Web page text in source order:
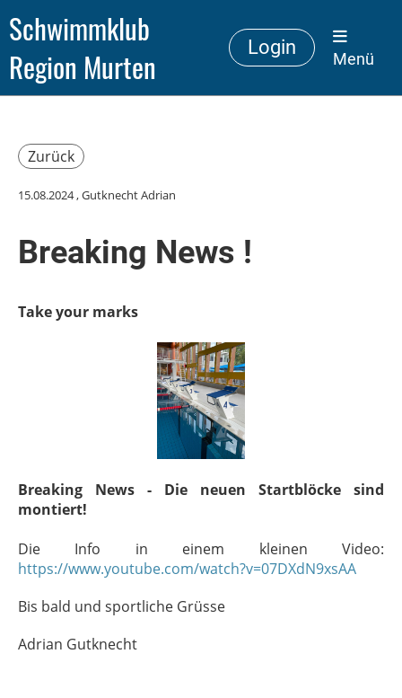
Schwimmklub
Region Murten
Login
Menü
Zurück
15.08.2024, Gutknecht Adrian
Breaking News !
Take your marks
Breaking News - Die neuen Startblöcke sind
montiert!
Die Info in einem kleinen Video:
https://www.youtube.com/watch?v=07DXdN9xsAA
Bis bald und sportliche Grüsse
Adrian Gutknecht